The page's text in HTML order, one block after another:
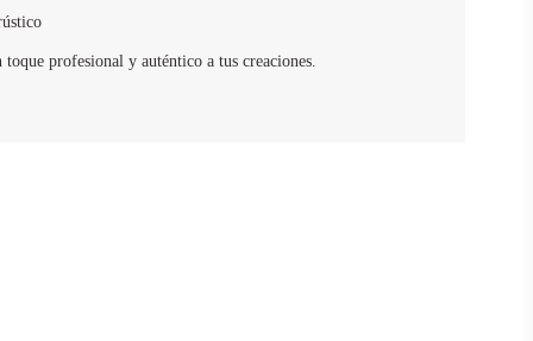
profesional y auténtico a tus creaciones.